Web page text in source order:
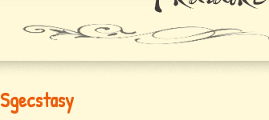
Sgecstasy